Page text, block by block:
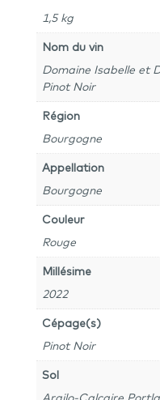
1,5 kg
Nom du vin
Domaine Isabelle et
Pinot Noir
Région
Bourgogne
Appellation
Bourgogne
Couleur
Rouge
Millésime
2022
Cépage(s)
Pinot Noir
Sol